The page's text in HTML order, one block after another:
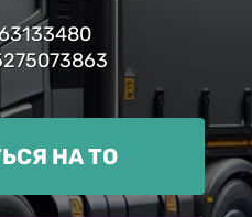
НА ТО